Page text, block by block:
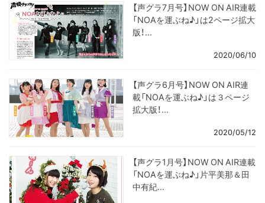
【声グラ7月号】NOW ON AIR連載
「NOAを運ぶね♪」は2ページ拡大
版！...
2020/06/10
【声グラ6月号】NOW ON AIR連
載「NOAを運ぶね♪」は３ページ
拡大版！...
2020/05/12
【声グラ1月号】NOW ON AIR連載
「NOAを運ぶね♪」片平美那＆田
中有紀...